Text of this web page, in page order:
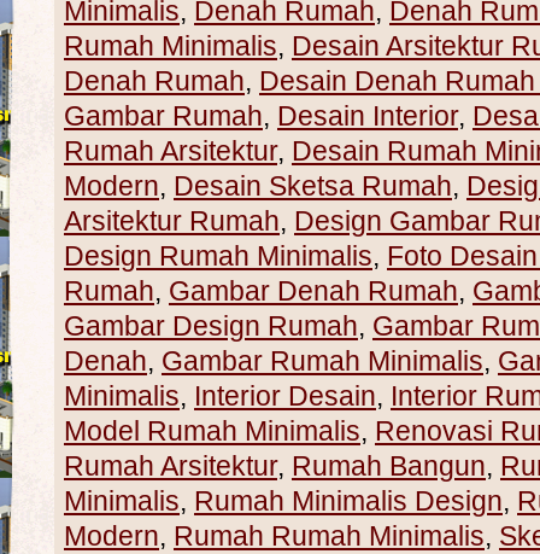
Minimalis, Denah Rumah, Denah
Rumah Minimalis, Desain Arsitektur
Denah Rumah, Desain Denah
Gambar Rumah, Desain Interior,
Rumah Arsitektur, Desain Rumah
Modern, Desain Sketsa Rumah,
Arsitektur Rumah, Design Gambar
Design Rumah Minimalis, Foto
Rumah, Gambar Denah Rumah,
Gambar Design Rumah, Gambar
Denah, Gambar Rumah Minimalis,
Minimalis, Interior Desain, Interior
Model Rumah Minimalis, Renovasi
Rumah Arsitektur, Rumah Bangun,
Minimalis, Rumah Minimalis Design,
Modern, Rumah Rumah Minimalis,